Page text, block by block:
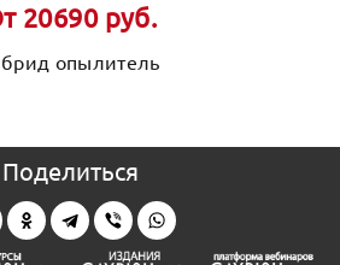
20690 руб.
опылитель
Поделиться